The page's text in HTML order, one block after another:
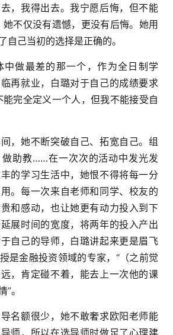
，我得出去。我宁愿后悔，但不能
她不仅没有遗憾，更没有后悔。她用
自己当初的选择是正确的。
中做最差的那一个，作为全日制学
再就业，白璐对于自己的成绩要求
能完全定义一个人，但我不能接受自
，她不断突破自己、拓宽自己。组
助教……在一次次的活动中发光发
的学习生活中，她恨不得将每一分
。每一次来自老师和同学、校友的
和感动，也让她更有动力投入到下
展时间的宽度，将两年的投入产出
自己的导师，白璐讲起来更是眉飞
是金融投资领域的专家，“（之前觉
，肯定碰不着，能去上一次他的课
。
名额很少，她不敢奢求欧阳老师能
师，所以在选导师时做足了心理建